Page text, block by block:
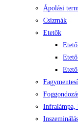
Ápolási
Csizmák
Etetők
Infralámpa,
Inszeminálás